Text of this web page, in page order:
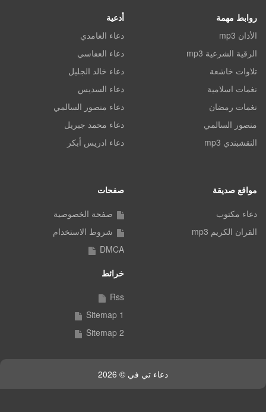
روابط مهمة
الأذان mp3
الرقية الشرعية mp3
تلاوات خاشعة
نغمات اسلامية
نغمات رمضان
منصور السالمي
النقشبندي mp3
أدعية
دعاء الغامدي
دعاء العفاسي
دعاء خالد الجليل
دعاء السديس
دعاء منصور السالمي
دعاء محمد جبريل
دعاء ادريس أبكر
مواقع صديقة
دعاء مكتوب
القران الكريم mp3
صفحات
صفحة الخصوصية
شروط الاستخدام
DMCA
خرائط
Rss
Sitemap 1
Sitemap 2
دعاء تي في © 2026